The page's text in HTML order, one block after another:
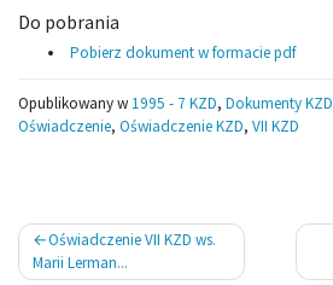
Do pobrania
Pobierz dokument w formacie pdf
Opublikowany w 1995 - 7 KZD, Dokumenty KZD
Oświadczenie, Oświadczenie KZD, VII KZD
Nawigacja
wpisu
Oświadczenie VII KZD ws.
Marii Lerman...